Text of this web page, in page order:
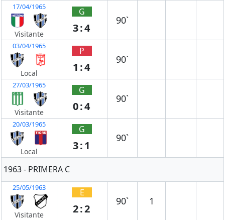
17/04/1965
Visitante
G
3:4
90`
03/04/1965
Local
P
1:4
90`
27/03/1965
Visitante
G
0:4
90`
20/03/1965
Local
G
3:1
90`
1963 - PRIMERA C
25/05/1963
Visitante
E
2:2
90` 1